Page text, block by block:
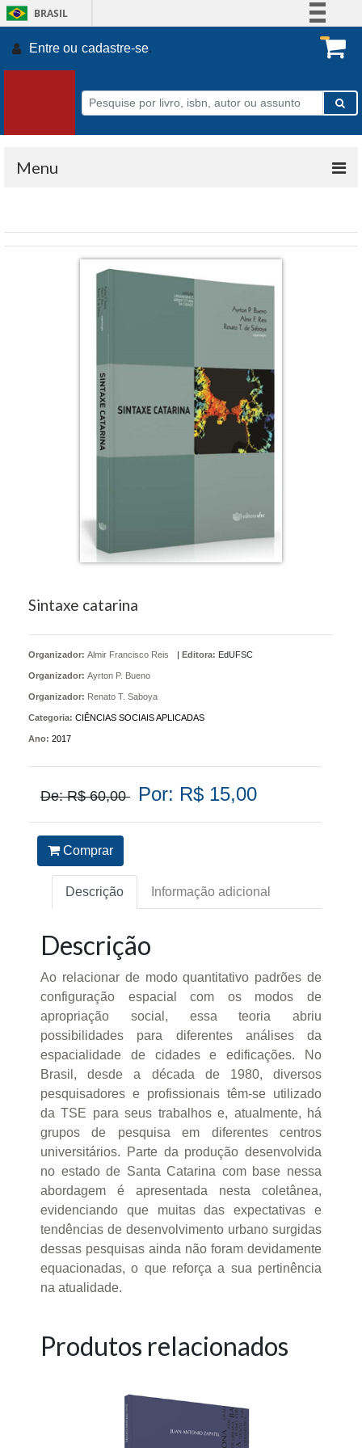
BRASIL
Participe
Acesso à informação
Legislação
Entre ou cadastre-se.
Menu
Sintaxe catarina
Organizador: Almir Francisco Reis
Organizador: Ayrton P. Bueno
Organizador: Renato T. Saboya
| Editora: EdUFSC
Categoria: CIÊNCIAS SOCIAIS APLICADAS
Ano: 2017
De: R$ 60,00 Por: R$ 15,00
Comprar
Descrição Informação adicional
Descrição
Ao relacionar de modo quantitativo padrões de
configuração espacial com os modos de
apropriação social, essa teoria abriu
possibilidades para diferentes análises da
espacialidade de cidades e edificações. No
Brasil, desde a década de 1980, diversos
pesquisadores e profissionais têm-se utilizado
da TSE para seus trabalhos e, atualmente, há
grupos de pesquisa em diferentes centros
universitários. Parte da produção desenvolvida
no estado de Santa Catarina com base nessa
abordagem é apresentada nesta coletânea,
evidenciando que muitas das expectativas e
tendências de desenvolvimento urbano surgidas
dessas pesquisas ainda não foram devidamente
equacionadas, o que reforça a sua pertinência
na atualidade.
Produtos relacionados